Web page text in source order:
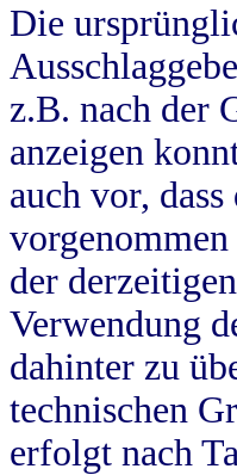
Die
z.B. nach der
anzeigen
auch vor,
der
Verwendung
dahinter zu
technischen
erfolgt nach